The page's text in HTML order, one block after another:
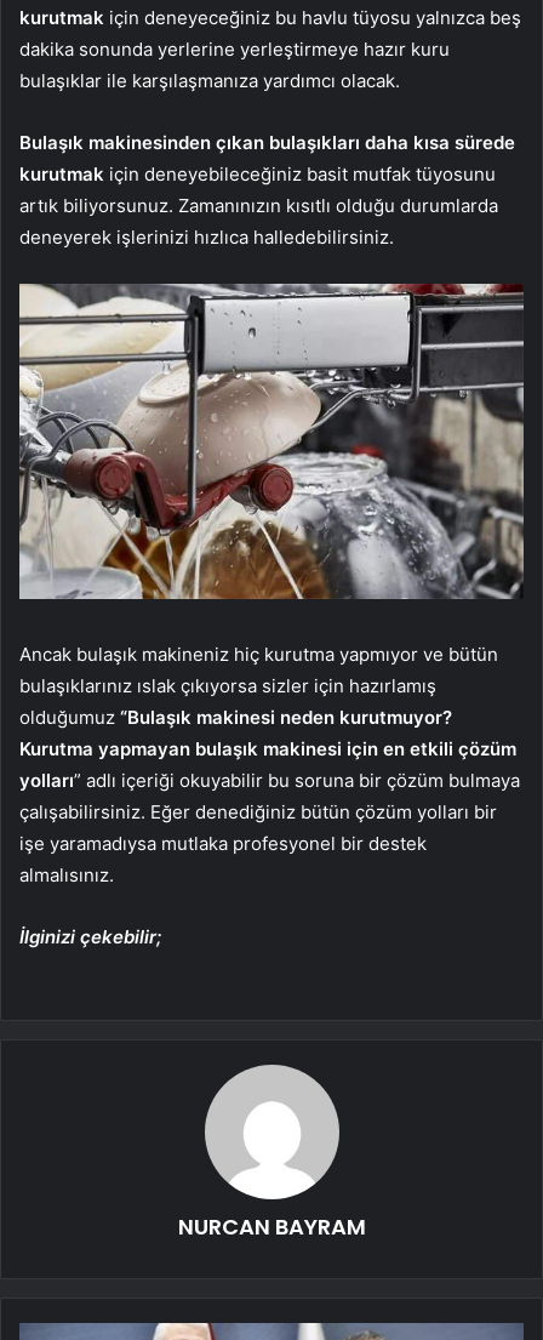
kurutmak için deneyeceğiniz bu havlu tüyosu yalnızca beş
dakika sonunda yerlerine yerleştirmeye hazır kuru
bulaşıklar ile karşılaşmanıza yardımcı olacak.
Bulaşık makinesinden çıkan bulaşıkları daha kısa sürede
kurutmak için deneyebileceğiniz basit mutfak tüyosunu
artık biliyorsunuz. Zamanınızın kısıtlı olduğu durumlarda
deneyerek işlerinizi hızlıca halledebilirsiniz.
Ancak bulaşık makineniz hiç kurutma yapmıyor ve bütün
bulaşıklarınız ıslak çıkıyorsa sizler için hazırlamış
olduğumuz “Bulaşık makinesi neden kurutmuyor?
Kurutma yapmayan bulaşık makinesi için en etkili çözüm
yolları” adlı içeriği okuyabilir bu soruna bir çözüm bulmaya
çalışabilirsiniz. Eğer denediğiniz bütün çözüm yolları bir
işe yaramadıysa mutlaka profesyonel bir destek
almalısınız.
İlginizi çekebilir;
NURCAN BAYRAM